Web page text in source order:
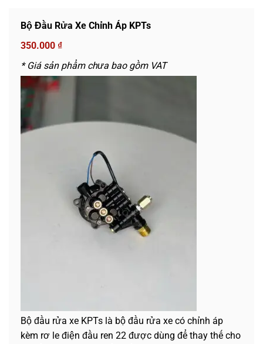
Bộ Đầu Rửa Xe Chỉnh Áp KPTs
350.000 ₫
* Giá sản phẩm chưa bao gồm VAT
Bộ đầu rửa xe KPTs là bộ đầu rửa xe có chỉnh áp
kèm rơ le điện đầu ren 22 được dùng để thay thế cho